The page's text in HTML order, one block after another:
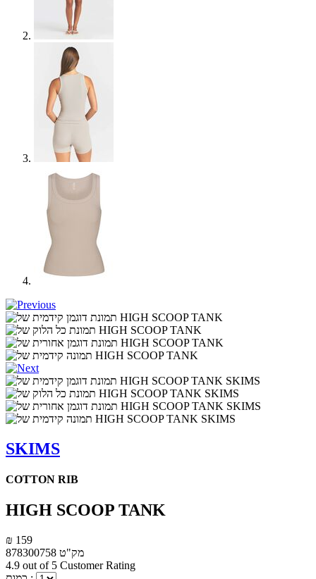
SKIMS
COTTON RIB
HIGH SCOOP TANK
₪ 159
מק"ט 878300758
4.9 out of 5 Customer Rating